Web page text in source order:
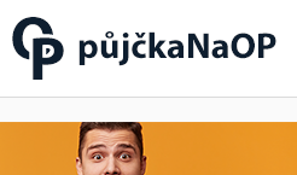
Půjčka na OP občanský
průkaz